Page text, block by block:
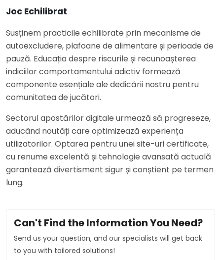
Joc Echilibrat
Susținem practicile echilibrate prin mecanisme de
autoexcludere, plafoane de alimentare și perioade de
pauză. Educația despre riscurile și recunoașterea
indiciilor comportamentului adictiv formează
componente esențiale ale dedicării nostru pentru
comunitatea de jucători.
Sectorul apostărilor digitale urmează să progreseze,
aducând noutăți care optimizează experiența
utilizatorilor. Optarea pentru unei site-uri certificate,
cu renume excelentă și tehnologie avansată actuală
garantează divertisment sigur și conștient pe termen
lung.
Can't Find the Information You Need?
Send us your question, and our specialists will get back
to you with tailored solutions!